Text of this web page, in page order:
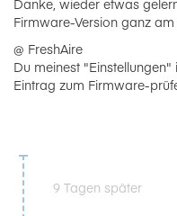
Danke, wieder etwas
Firmware-Version ganz
@ FreshAire
Du meinest
Eintrag zum Firmware-
9 Tagen später